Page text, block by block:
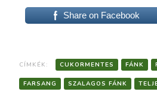
Share on Facebook
CÍMKÉK: CUKORMENTES FÁNK
FARSANG SZALAGOS FÁNK